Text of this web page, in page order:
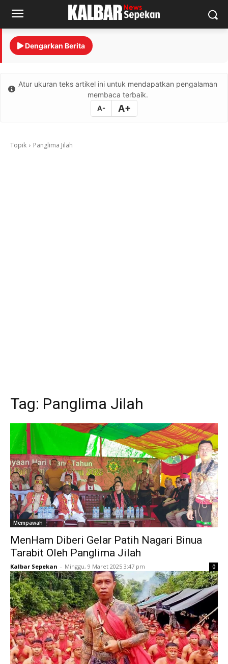
Dengarkan Berita
Atur ukuran teks artikel ini untuk mendapatkan pengalaman
membaca terbaik.
A- A+
Topik Panglima Jilah
Tag: Panglima Jilah
Mempawah
MenHam Diberi Gelar Patih Nagari Binua
Tarabit Oleh Panglima Jilah
Kalbar Sepekan - Minggu, 9 Maret 2025 3:47 pm 0